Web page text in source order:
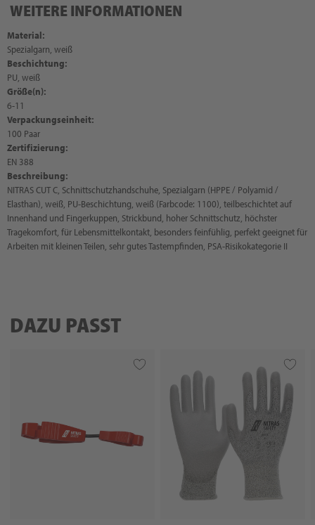
WEITERE INFORMATIONEN
Material:
Spezialgarn, weiß
Beschichtung:
PU, weiß
Größe(n):
6-11
Verpackungseinheit:
100 Paar
Zertifizierung:
EN 388
Beschreibung:
NITRAS CUT C, Schnittschutzhandschuhe, Spezialgarn (HPPE / Polyamid /
Elasthan), weiß, PU-Beschichtung, weiß (Farbcode: 1100), teilbeschichtet auf
Innenhand und Fingerkuppen, Strickbund, hoher Schnittschutz, höchster
Tragekomfort, für Lebensmittelkontakt, besonders feinfühlig, perfekt geeignet für
Arbeiten mit kleinen Teilen, sehr gutes Tastempfinden, PSA-Risikokategorie II
DAZU PASST